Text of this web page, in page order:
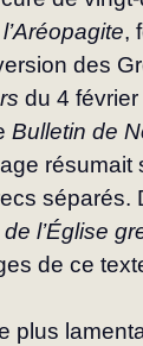
,
des
du 4
Bulletin de
résumait
séparés.
l’Église
de ce
plus